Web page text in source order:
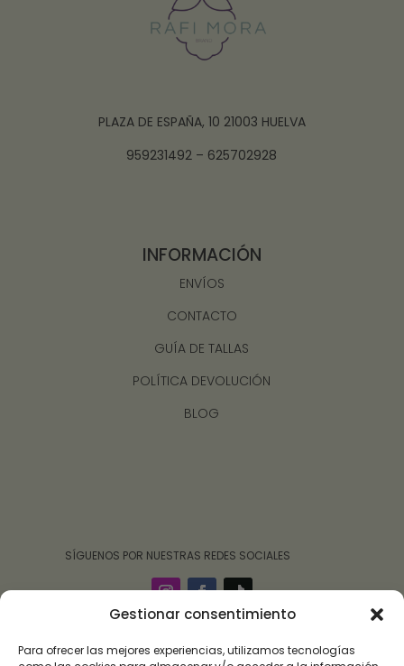
Gestionar consentimiento
Para ofrecer las mejores experiencias, utilizamos tecnologías
PLAZA DE ESPAÑA, 10 21003 HUELVA
959231492 – 625702928
INFORMACIÓN
ENVÍOS
CONTACTO
GUÍA DE TALLAS
POLÍTICA DEVOLUCIÓN
BLOG
‎ ‎ ‎ ‎ ‎ ‎‎ ‎ SÍGUENOS POR NUESTRAS REDES SOCIALES